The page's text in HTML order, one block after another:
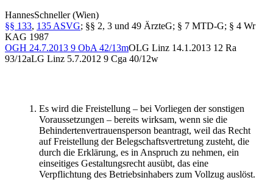
HannesSchneller(Wien)
§§ 133, 135 ASVG; §§ 2, 3 und 49 ÄrzteG; § 7 MTD-G; § 4 Wr
KAG 1987
OGH 24.7.2013 9 ObA 42/13mOLG Linz 14.1.2013 12 Ra
93/12aLG Linz 5.7.2012 9 Cga 40/12w
Es wird die Freistellung – bei Vorliegen der sonstigen
Voraussetzungen – bereits wirksam, wenn sie die
Behindertenvertrauensperson beantragt, weil das Recht
auf Freistellung der Belegschaftsvertretung zusteht, die
durch die Erklärung, es in Anspruch zu nehmen, ein
einseitiges Gestaltungsrecht ausübt, das eine
Verpflichtung des Betriebsinhabers zum Vollzug auslöst.